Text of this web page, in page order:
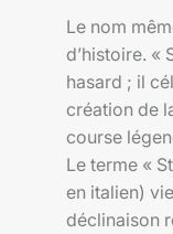
Le nom
d’histoire. «
hasard ; il
création de
course
Le terme «
en italien)
déclinaison